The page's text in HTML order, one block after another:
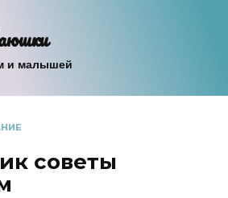
и малышей
советы